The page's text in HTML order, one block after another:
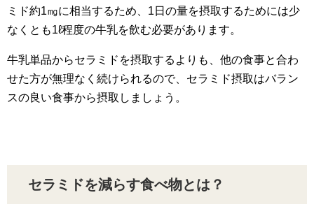
ミド約1㎎に相当するため、1日の量を摂取するためには少
なくとも1ℓ程度の牛乳を飲む必要があります。
牛乳単品からセラミドを摂取するよりも、他の食事と合わ
せた方が無理なく続けられるので、セラミド摂取はバラン
スの良い食事から摂取しましょう。
セラミドを減らす食べ物とは？